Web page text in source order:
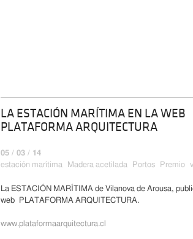
LA ESTACIÓN MARÍTIMA EN LA WEB
PLATAFORMA ARQUITECTURA
05 / 03 / 14
estación marítima
Madera acetilada Portos Premio
La ESTACIÓN MARÍTIMA de Vilanova de Arousa,
web PLATAFORMA ARQUITECTURA.
www.plataformaarquitectura.cl